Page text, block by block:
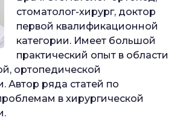
стоматолог-хирург, доктор
первой квалификационной
категории. Имеет большой
практический опыт в области
ортопедической
Автор ряда статей по
в хирургической